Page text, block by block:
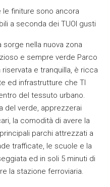
le finiture sono ancora
a seconda dei TUOI gusti
sorge nella nuova zona
e sempre verde Parco
e tranquilla, è ricca
ed infrastrutture che TI
del tessuto urbano.
del verde, apprezzerai
la comodità di avere la
parchi attrezzati a
trafficate, le scuole e la
ed in soli 5 minuti di
la stazione ferroviaria.